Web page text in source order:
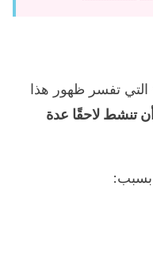
التي تفسر ظهور هذا
تنشط لاحقًا عدة
بسبب: